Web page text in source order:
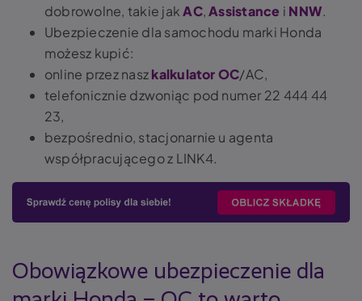
dobrowolne, takie jakAC,Assistance i NNW.
Ubezpieczenie dla samochodu marki Honda
możesz kupić:
online przez naszkalkulator OC/AC,
telefonicznie dzwoniąc pod numer 22 444 44
23,
bezpośrednio, stacjonarnie u agenta
współpracującego z LINK4.
Obowiązkowe ubezpieczenie dla